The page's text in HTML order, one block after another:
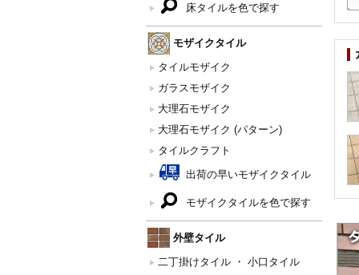
床タイルを色で探す
モザイクタイル
タイルモザイク
ガラスモザイク
大理石モザイク
大理石モザイク (パターン)
タイルクラフト
出荷の早いモザイクタイル
モザイクタイルを色で探す
外壁タイル
二丁掛けタイル ・ 小口タイル